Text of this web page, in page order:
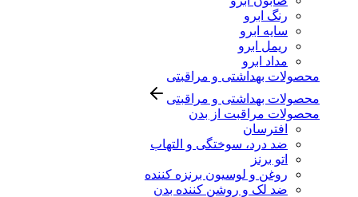
رنگ ابرو
سایه ابرو
ریمل ابرو
مداد ابرو
محصولات بهداشتی و مراقبتی
محصولات بهداشتی و مراقبتی
محصولات مراقبت از بدن
افترسان
ضد درد، سوختگی و التهاب
اتو برنز
روغن و لوسیون برنزه کننده
ضد لک و روشن کننده بدن